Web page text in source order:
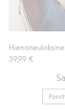
39,99 €